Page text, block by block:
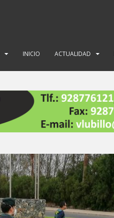
INICIO ACTUALIDAD